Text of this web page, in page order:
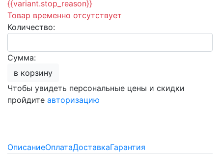
{{variant.stop_reason}}
Товар временно отсутствует
Количество:
Сумма:
в корзину
Чтобы увидеть персональные цены и скидки
пройдите авторизацию
ОписаниеОплатаДоставкаГарантия